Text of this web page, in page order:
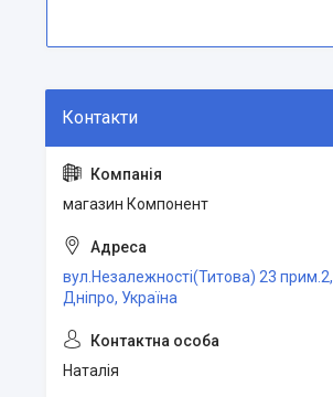
магазин Компонент
вул.Незалежності(Титова) 23 прим.2,
Дніпро, Україна
Наталія